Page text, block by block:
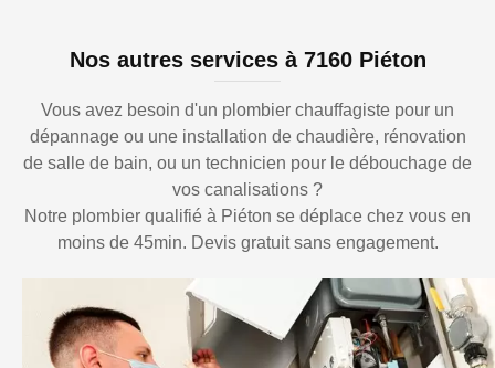
Nos autres services à 7160 Piéton
Vous avez besoin d'un plombier chauffagiste pour un
dépannage ou une installation de chaudière, rénovation
de salle de bain, ou un technicien pour le débouchage de
vos canalisations ?
Notre plombier qualifié à Piéton se déplace chez vous en
moins de 45min. Devis gratuit sans engagement.